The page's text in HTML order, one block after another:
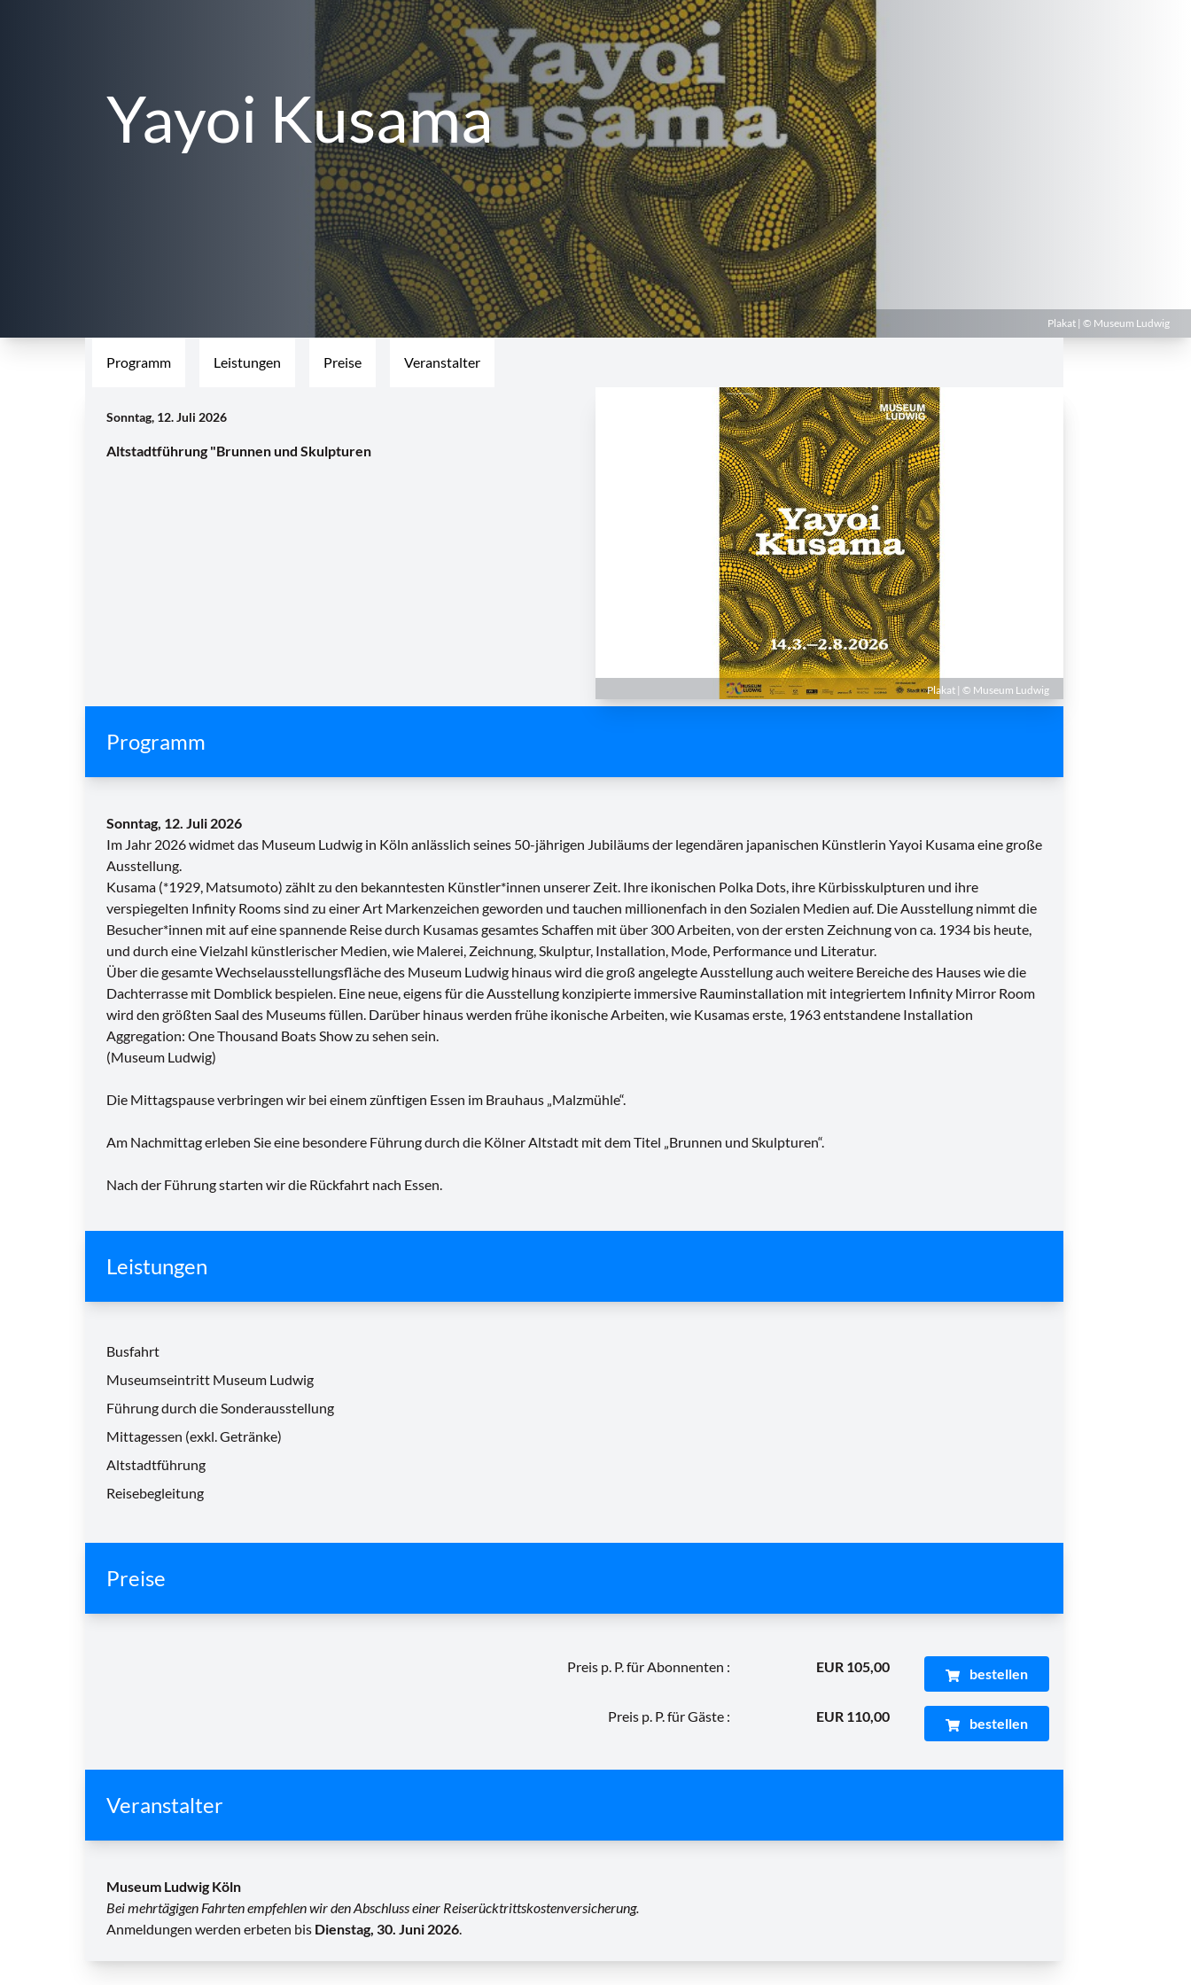
Yayoi Kusama
Plakat | © Museum Ludwig
Programm Leistungen Preise Veranstalter
Plakat | © Museum Ludwig
Sonntag, 12. Juli 2026
Altstadtführung "Brunnen und Skulpturen
Programm
Sonntag, 12. Juli 2026
Im Jahr 2026 widmet das Museum Ludwig in Köln anlässlich seines 50-jährigen Jubiläums der legendären japanischen Künstlerin Yayoi Kusama eine große
Ausstellung.
Kusama (*1929, Matsumoto) zählt zu den bekanntesten Künstler*innen unserer Zeit. Ihre ikonischen Polka Dots, ihre Kürbisskulpturen und ihre
verspiegelten Infinity Rooms sind zu einer Art Markenzeichen geworden und tauchen millionenfach in den Sozialen Medien auf. Die Ausstellung nimmt die
Besucher*innen mit auf eine spannende Reise durch Kusamas gesamtes Schaffen mit über 300 Arbeiten, von der ersten Zeichnung von ca. 1934 bis heute,
und durch eine Vielzahl künstlerischer Medien, wie Malerei, Zeichnung, Skulptur, Installation, Mode, Performance und Literatur.
Über die gesamte Wechselausstellungsfläche des Museum Ludwig hinaus wird die groß angelegte Ausstellung auch weitere Bereiche des Hauses wie die
Dachterrasse mit Domblick bespielen. Eine neue, eigens für die Ausstellung konzipierte immersive Rauminstallation mit integriertem Infinity Mirror Room
wird den größten Saal des Museums füllen. Darüber hinaus werden frühe ikonische Arbeiten, wie Kusamas erste, 1963 entstandene Installation
Aggregation: One Thousand Boats Show zu sehen sein.
(Museum Ludwig)
Die Mittagspause verbringen wir bei einem zünftigen Essen im Brauhaus „Malzmühle“.
Am Nachmittag erleben Sie eine besondere Führung durch die Kölner Altstadt mit dem Titel „Brunnen und Skulpturen“.
Nach der Führung starten wir die Rückfahrt nach Essen.
Leistungen
Busfahrt
Museumseintritt Museum Ludwig
Führung durch die Sonderausstellung
Mittagessen (exkl. Getränke)
Altstadtführung
Reisebegleitung
Preise
Preis p. P. für Abonnenten : EUR 105,00 bestellen
Preis p. P. für Gäste : EUR 110,00 bestellen
Veranstalter
Museum Ludwig Köln
Bei mehrtägigen Fahrten empfehlen wir den Abschluss einer Reiserücktrittskostenversicherung.
Anmeldungen werden erbeten bis Dienstag, 30. Juni 2026.